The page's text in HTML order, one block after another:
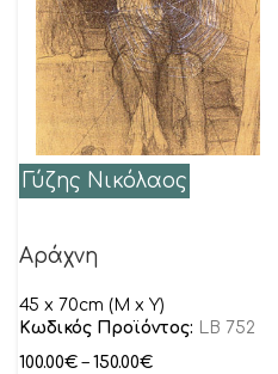
Γύζης Νικόλαος
Αράχνη
45 x 70cm (M x Y)
Κωδικός Προϊόντος: LB 752
100.00€ – 150.00€